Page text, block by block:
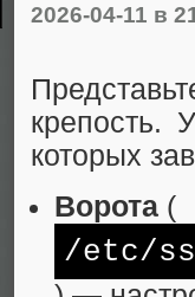
2026-04-11 в
крепость.
которых
Ворота (
/etc/